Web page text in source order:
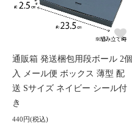
通販箱 発送梱包用段ボール 2個
入 メール便 ボックス 薄型 配
送 Sサイズ ネイビー シール付
き
440円(税込)